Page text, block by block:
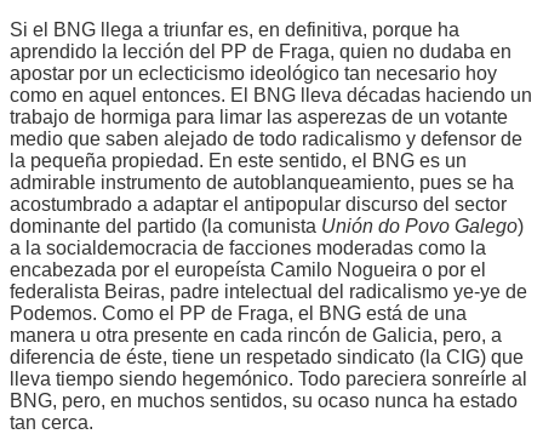
Si el BNG llega a triunfar es, en definitiva, porque ha
aprendido la lección del PP de Fraga, quien no dudaba en
apostar por un eclecticismo ideológico tan necesario hoy
como en aquel entonces. El BNG lleva décadas haciendo un
trabajo de hormiga para limar las asperezas de un votante
medio que saben alejado de todo radicalismo y defensor de
la pequeña propiedad. En este sentido, el BNG es un
admirable instrumento de autoblanqueamiento, pues se ha
acostumbrado a adaptar el antipopular discurso del sector
dominante del partido (la comunista Unión do Povo Galego)
a la socialdemocracia de facciones moderadas como la
encabezada por el europeísta Camilo Nogueira o por el
federalista Beiras, padre intelectual del radicalismo ye-ye de
Podemos. Como el PP de Fraga, el BNG está de una
manera u otra presente en cada rincón de Galicia, pero, a
diferencia de éste, tiene un respetado sindicato (la CIG) que
lleva tiempo siendo hegemónico. Todo pareciera sonreírle al
BNG, pero, en muchos sentidos, su ocaso nunca ha estado
tan cerca.